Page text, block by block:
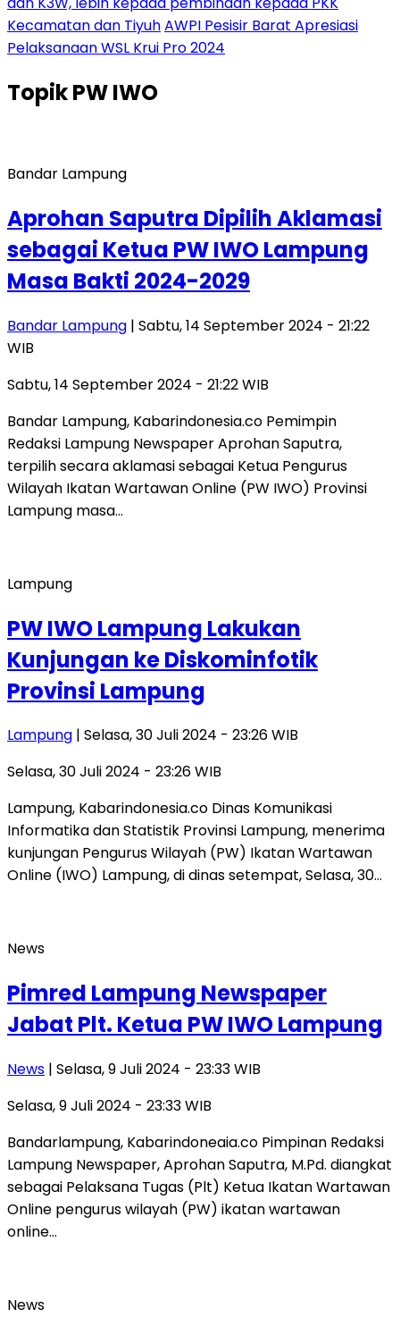
Kecamatan dan TiyuhAWPI Pesisir Barat Apresiasi
Pelaksanaan WSL Krui Pro 2024
TopikPW IWO
Bandar Lampung
Aprohan Saputra Dipilih Aklamasi
sebagai Ketua PW IWO Lampung
Masa Bakti 2024-2029
Bandar Lampung | Sabtu, 14 September 2024 - 21:22
WIB
Sabtu, 14 September 2024 - 21:22 WIB
Bandar Lampung, Kabarindonesia.co Pemimpin
Redaksi Lampung Newspaper Aprohan Saputra,
terpilih secara aklamasi sebagai Ketua Pengurus
Wilayah Ikatan Wartawan Online (PW IWO) Provinsi
Lampung masa…
Lampung
PW IWO Lampung Lakukan
Kunjungan ke Diskominfotik
Provinsi Lampung
Lampung | Selasa, 30 Juli 2024 - 23:26 WIB
Selasa, 30 Juli 2024 - 23:26 WIB
Lampung, Kabarindonesia.co Dinas Komunikasi
Informatika dan Statistik Provinsi Lampung, menerima
kunjungan Pengurus Wilayah (PW) Ikatan Wartawan
Online (IWO) Lampung, di dinas setempat, Selasa, 30…
News
Pimred Lampung Newspaper
Jabat Plt. Ketua PW IWO Lampung
News | Selasa, 9 Juli 2024 - 23:33 WIB
Selasa, 9 Juli 2024 - 23:33 WIB
Bandarlampung, Kabarindoneaia.co Pimpinan Redaksi
Lampung Newspaper, Aprohan Saputra, M.Pd. diangkat
sebagai Pelaksana Tugas (Plt) Ketua Ikatan Wartawan
Online pengurus wilayah (PW) ikatan wartawan
online…
News